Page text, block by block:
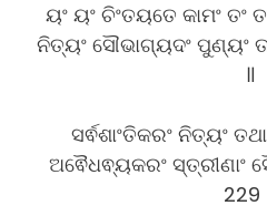
ୟଂ ୟଂ ଚିଂତୟତେ କାମଂ ତଂ
ନିତ୍ୟଂ ସୌଭାଗ୍ୟଦଂ ପୁଣ୍ୟଂ
॥
ସର୍ଵଶାଂତିକରଂ ନିତ୍ୟଂ
ଅଵୈଧଵ୍ୟକରଂ ସ୍ତ୍ରୀଣାଂ
229